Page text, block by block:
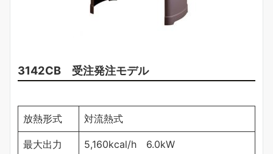
3142CB 受注発注モデル
放熱形式 対流熱式
最大出力 5,160kcal/h 6.0kW